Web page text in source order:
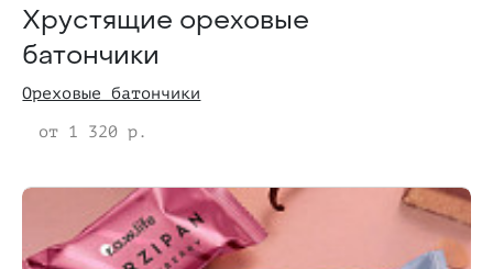
Хрустящие ореховые
батончики
Ореховые батончики
от 1 320 р.